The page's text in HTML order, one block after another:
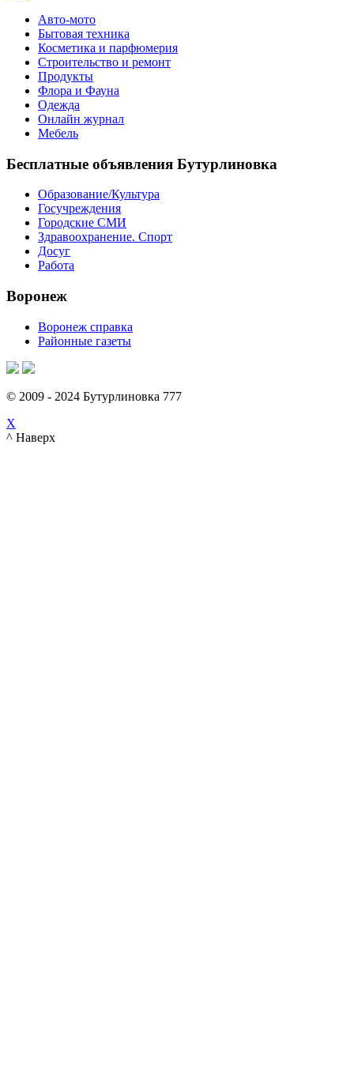
Авто-мото
Бытовая техника
Косметика и парфюмерия
Строительство и ремонт
Продукты
Флора и Фауна
Одежда
Онлайн журнал
Мебель
Бесплатные объявления Бутурлиновка
Образование/Культура
Госучреждения
Городские СМИ
Здравоохранение. Спорт
Досуг
Работа
Воронеж
Воронеж справка
Районные газеты
© 2009 - 2024 Бутурлиновка 777
X
^ Наверх